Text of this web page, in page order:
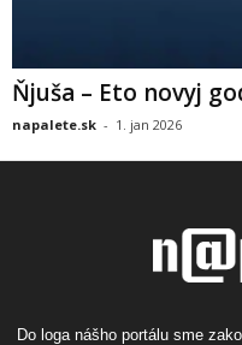
Ňjuša – Eto novyj
napalete.sk - 1. jan 2026
Do loga nášho portálu sme